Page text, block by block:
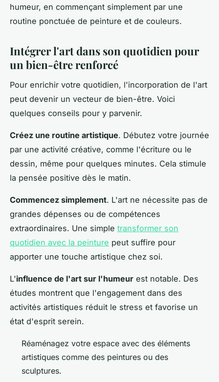
humeur, en commençant simplement par une
routine ponctuée de peinture et de couleurs.
Intégrer l'art dans son quotidien pour
un bien-être renforcé
Pour enrichir votre quotidien, l'incorporation de l'art
peut devenir un vecteur de bien-être. Voici
quelques conseils pour y parvenir.
Créez une routine artistique. Débutez votre journée
par une activité créative, comme l'écriture ou le
dessin, même pour quelques minutes. Cela stimule
la pensée positive dès le matin.
Commencez simplement. L'art ne nécessite pas de
grandes dépenses ou de compétences
extraordinaires. Une simple transformer son
quotidien avec la peinture peut suffire pour
apporter une touche artistique chez soi.
L'influence de l'art sur l'humeur est notable. Des
études montrent que l'engagement dans des
activités artistiques réduit le stress et favorise un
état d'esprit serein.
Réaménagez votre espace avec des éléments
artistiques comme des peintures ou des
sculptures.